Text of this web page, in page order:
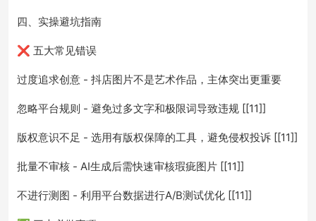
四、实操避坑指南
❌ 五大常见错误
过度追求创意 - 抖店图片不是艺术作品，主体突出更重要
忽略平台规则 - 避免过多文字和极限词导致违规 [[11]]
版权意识不足 - 选用有版权保障的工具，避免侵权投诉 [[11]]
批量不审核 - AI生成后需快速审核瑕疵图片 [[11]]
不进行测图 - 利用平台数据进行A/B测试优化 [[11]]